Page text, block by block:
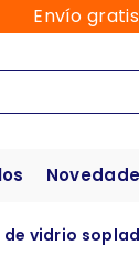
Envío
de vidrio